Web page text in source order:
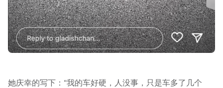
她庆幸的写下：“我的车好硬，人没事，只是车多了几个